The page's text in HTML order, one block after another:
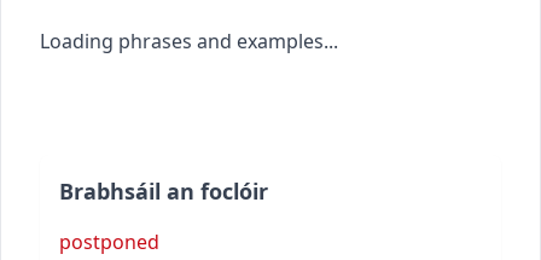
Loading phrases and examples...
Brabhsáil an foclóir
postponed